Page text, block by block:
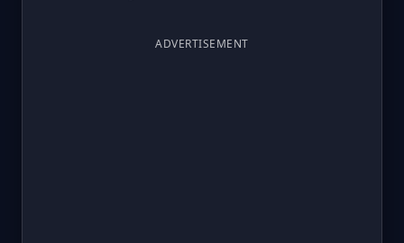
ADVERTISEMENT